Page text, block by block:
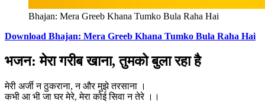
Bhajan: Mera Greeb Khana Tumko Bula Raha Hai
Download Bhajan: Mera Greeb Khana Tumko Bula Raha Hai
भजन: मेरा गरीब खाना, तुमको बुला रहा है
मेरी अर्जी न ठुकराना, न और मुझे तरसाना ।
कभी आ भी जा घर मेरे, मेरा कोई सिवा न तेरे ।।